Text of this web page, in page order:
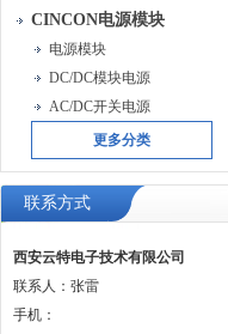
CINCON电源模块
电源模块
DC/DC模块电源
AC/DC开关电源
更多分类
联系方式
西安云特电子技术有限公司
联系人：张雷
手机：